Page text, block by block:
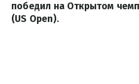
победил на Открытом
(US Open).